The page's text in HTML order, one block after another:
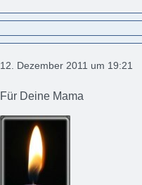
12. Dezember 2011 um 19:21
Für Deine Mama